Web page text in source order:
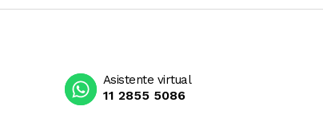
Asistente virtual
11 2855 5086